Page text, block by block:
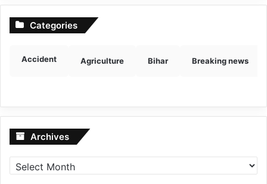
Categories
Accident Agriculture Bihar Breaking news
Archives Archives